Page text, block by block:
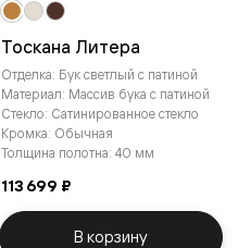
Тоскана Литера
Отделка: Бук светлый с патиной
Материал: Массив бука с патиной
Стекло: Сатинированное стекло
Кромка: Обычная
Толщина полотна: 40 мм
113 699 ₽
В корзину